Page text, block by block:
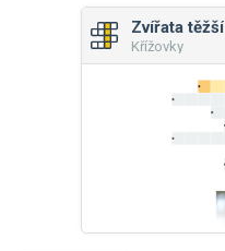
Zvířata těžší
Křížovky